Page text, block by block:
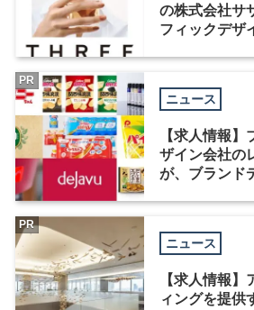
の株式会社サ
フィックデザ
ニュース
【求人情報
ザイン会社の
が、ブランド
PR
ニュース
【求人情報
ィングを提供
PR